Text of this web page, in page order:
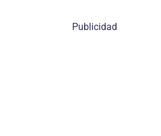
Publicidad